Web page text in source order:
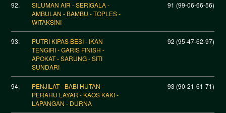
92.
SILUMAN AIR - SERIGALA -
AMBULAN - BAMBU - TOPLES -
WITAKSINI
91 (99-06-66-56)
93.
PUTRI KIPAS BESI - IKAN
TENGIRI - GARIS FINISH -
APOKAT - SARUNG - SITI
SUNDARI
92 (95-47-62-97)
94.
PENJILAT - BABI HUTAN -
PERAHU LAYAR - KAOS KAKI -
LAPANGAN - DURNA
93 (90-21-61-71)